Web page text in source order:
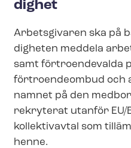
dig­het
Arbetsgivaren ska på
dig­he­ten meddela
samt förtroendevalda
förtroendeombud och
namnet på den
rekryterat utanför EU/
kollektivavtal som
henne.